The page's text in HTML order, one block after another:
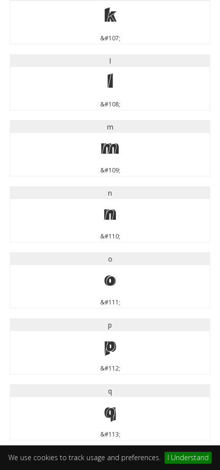
We use cookies to track usage and preferences. I Understand
k
&#107;
l
l
&#108;
m
m
&#109;
n
n
&#110;
o
o
&#111;
p
p
&#112;
q
q
&#113;
r